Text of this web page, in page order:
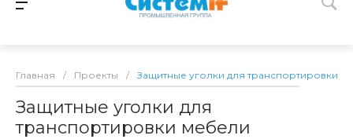
Главная / Проекты / Защитные уголки для транспортировки
Защитные уголки для
транспортировки мебели